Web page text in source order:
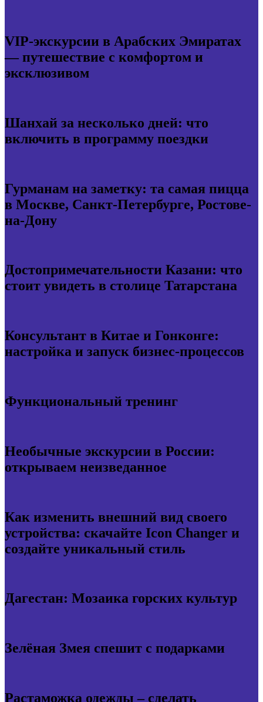
VIP-экскурсии в Арабских Эмиратах
— путешествие с комфортом и
эксклюзивом
Шанхай за несколько дней: что
включить в программу поездки
Гурманам на заметку: та самая пицца
в Москве, Санкт-Петербурге, Ростове-
на-Дону
Достопримечательности Казани: что
стоит увидеть в столице Татарстана
Консультант в Китае и Гонконге:
настройка и запуск бизнес-процессов
Функциональный тренинг
Необычные экскурсии в России:
открываем неизведанное
Как изменить внешний вид своего
устройства: скачайте Icon Changer и
создайте уникальный стиль
Дагестан: Мозаика горских культур
Зелёная Змея спешит с подарками
Растаможка одежды – сделать